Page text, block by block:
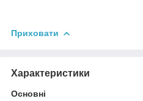
Приховати
Характеристики
Основні